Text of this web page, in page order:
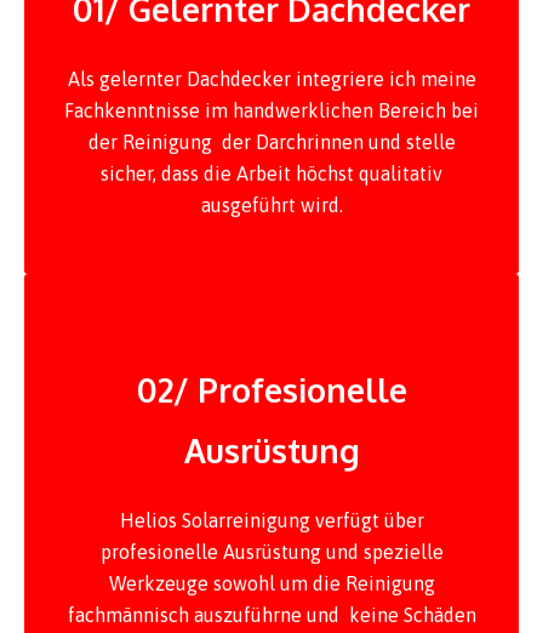
Als gelernter Dachdecker integriere ich meine
Fachkenntnisse im handwerklichen Bereich bei
der Reinigung der Darchrinnen und stelle
sicher, dass die Arbeit höchst qualitativ
ausgeführt wird.
02/ Profesionelle
Ausrüstung
Helios Solarreinigung verfügt über
profesionelle Ausrüstung und spezielle
Werkzeuge sowohl um die Reinigung
fachmännisch auszuführne und keine Schäden